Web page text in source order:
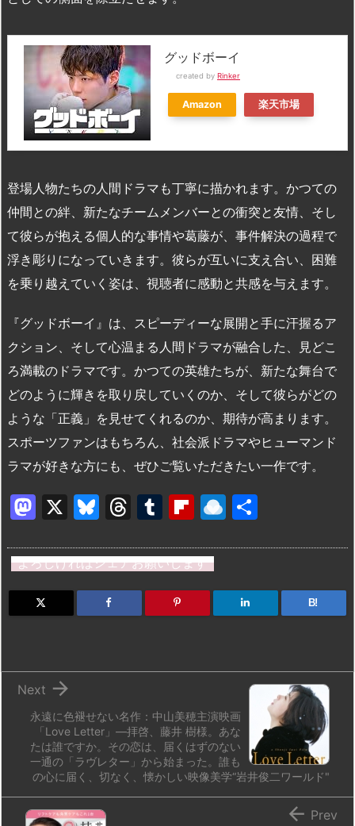
グッドボーイ
created by Rinker
Amazon 楽天市場
登場人物たちの人間ドラマも丁寧に描かれます。かつての
仲間との絆、新たなチームメンバーとの衝突と友情、そし
て彼らが抱える個人的な事情や葛藤が、事件解決の過程で
浮き彫りになっていきます。彼らが互いに支え合い、困難
を乗り越えていく姿は、視聴者に感動と共感を与えます。
『グッドボーイ』は、スピーディーな展開と手に汗握るア
クション、そして心温まる人間ドラマが融合した、見どこ
ろ満載のドラマです。かつての英雄たちが、新たな舞台で
どのように輝きを取り戻していくのか、そして彼らがどの
ような「正義」を見せてくれるのか、期待が高まります。
スポーツファンはもちろん、社会派ドラマやヒューマンド
ラマが好きな方にも、ぜひご覧いただきたい一作です。
M
st
o
d
X
Bl
e
s
k
T
e
a
d
T
m
bl
r
Fl
b
o
ar
R
n
dr
o
よろしければシェアお願いします
B!
永遠に色褪せない名作：中山美穂主演映画
「Love Letter」―拝啓、藤井 樹様。あな
たは誰ですか。その恋は、届くはずのない
一通の「ラヴレター」から始まった。誰も
の心に届く、切なく、懐かしい映像美学“岩井俊二ワールド"

Next
 Prev